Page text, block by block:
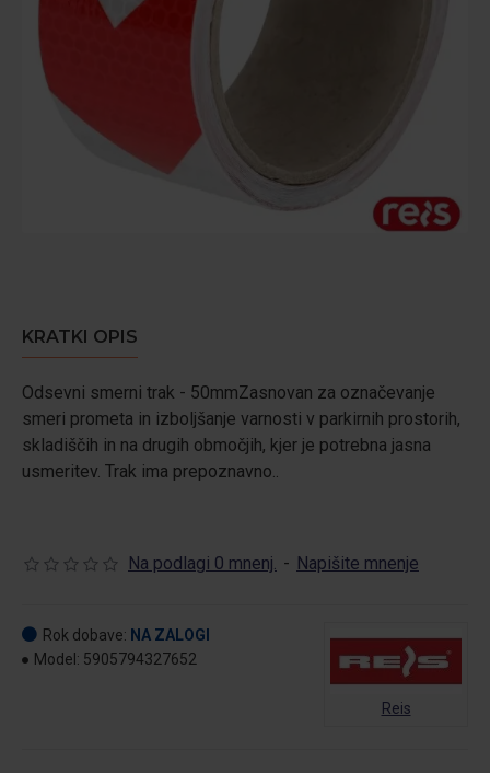
KRATKI OPIS
Odsevni smerni trak - 50mm Zasnovan za označevanje
smeri prometa in izboljšanje varnosti v parkirnih prostorih,
skladiščih in na drugih območjih, kjer je potrebna jasna
usmeritev. Trak ima prepoznavno..
Na podlagi 0 mnenj. - Napišite mnenje
Rok dobave: NA ZALOGI
Model: 5905794327652
Reis